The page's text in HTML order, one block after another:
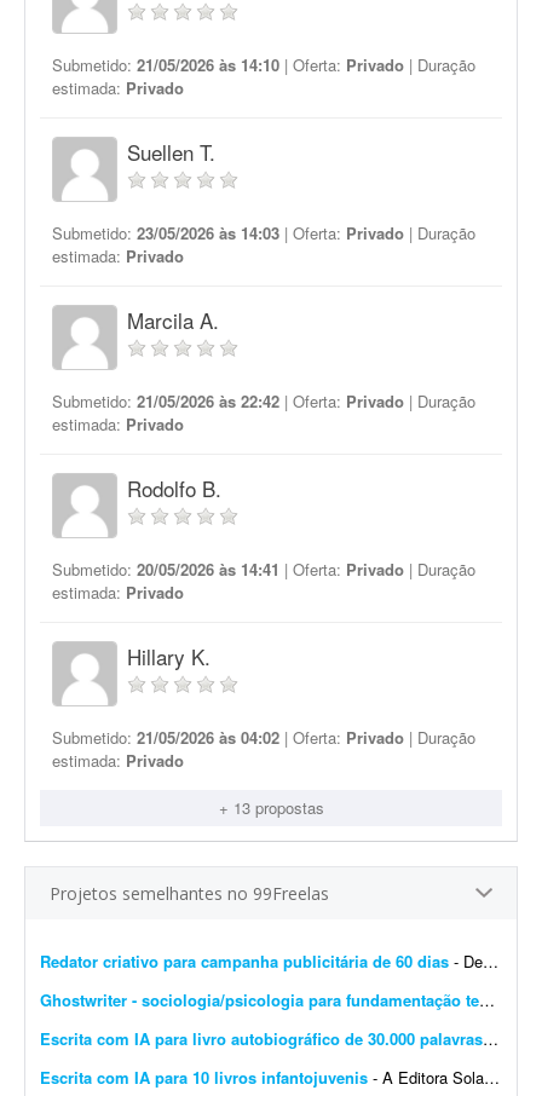
Submetido: 21/05/2026 às 14:10 | Oferta: Privado | Duração
estimada: Privado
Suellen T.
Submetido: 23/05/2026 às 14:03 | Oferta: Privado | Duração
estimada: Privado
Marcila A.
Submetido: 21/05/2026 às 22:42 | Oferta: Privado | Duração
estimada: Privado
Rodolfo B.
Submetido: 20/05/2026 às 14:41 | Oferta: Privado | Duração
estimada: Privado
Hillary K.
Submetido: 21/05/2026 às 04:02 | Oferta: Privado | Duração
estimada: Privado
+ 13 propostas
Projetos semelhantes no 99Freelas
Redator criativo para campanha publicitária de 60 dias - Desenvolver supervisão editorial, definição de objetivos, escrita de títulos e blocos de texto e definição do estilo de campanha para uma campanha publicit...
Ghostwriter - sociologia/psicologia para fundamentação teórica
Escrita com IA para livro autobiográfico de 30.000 palavras
- A
Escrita com IA para 10 livros infantojuvenis - A Editora Solano busca um profissional especializado em Inteligência Artificial e escrita criativa para desenvolver 10 livros completos, com aproximadamente 10 mil palavras cada, utilizando f...